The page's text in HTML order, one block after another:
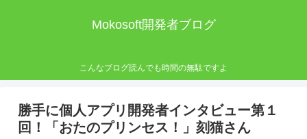
Mokosoft開発者ブログ
こんなブログ読んでも時間の無駄ですよ
勝手に個人アプリ開発者インタビュー第１
回！「おたのプリンセス！」刻猫さん